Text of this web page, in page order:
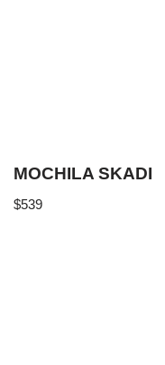
MOCHILA SKADI
$539